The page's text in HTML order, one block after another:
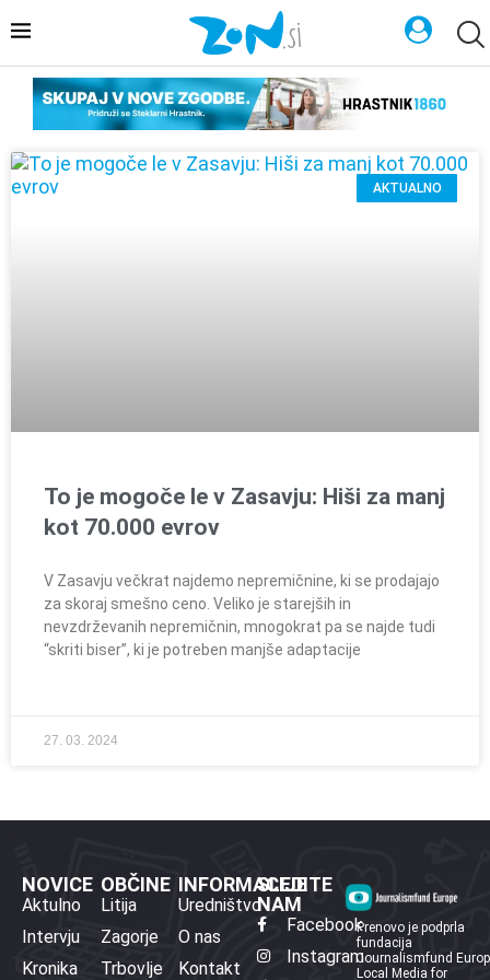
AKTUALNO
To je mogoče le v Zasavju: Hiši za manj
kot 70.000 evrov
V Zasavju večkrat najdemo nepremičnine, ki se prodajajo
za skoraj smešno ceno. Veliko je starejših in
nevzdrževanih nepremičnin, mnogokrat pa se najde tudi
“skriti biser”, ki je potreben manjše adaptacije
27. 03. 2024
NOVICE
Aktulno
Intervju
Kronika
OBČINE
Litija
Zagorje
Trbovlje
INFORMACIJE
Uredništvo
O nas
Kontakt
SLEDITE
NAM
Facebook
Instagram
Prenovo je podprla
fundacija
Journalismfund
Local Media for